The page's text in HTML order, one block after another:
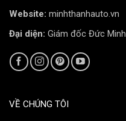
Website: minhthanhauto.vn
Đại diện: Giám đốc Đức Minh
VỀ CHÚNG TÔI